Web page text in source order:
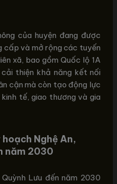
của huyện đang được
cấp và mở rộng các tuyến
xã, bao gồm Quốc lộ 1A
thiện khả năng kết nối
cận mà còn tạo động lực
tế, giao thương và gia
Nghệ An,
năm 2030
Lưu đến năm 2030